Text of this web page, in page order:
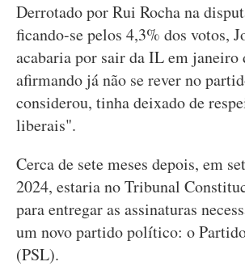
Derrotado por Rui Rocha na
ficando-se pelos 4,3% dos votos,
acabaria por sair da IL em janeiro
afirmando já não se rever no
considerou, tinha deixado de
liberais".
Cerca de sete meses depois, em
2024, estaria no Tribunal
para entregar as assinaturas
um novo partido político: o
(PSL).